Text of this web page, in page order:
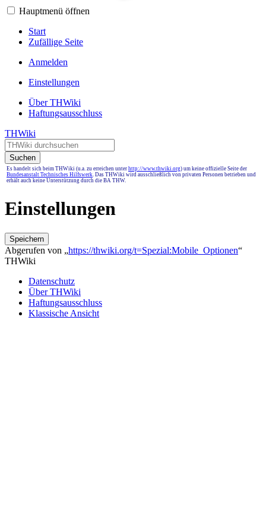
Hauptmenü öffnen
Start
Zufällige Seite
Anmelden
Einstellungen
Über THWiki
Haftungsausschluss
THWiki
Suchen
Es handelt sich beim THWiki (u.a. zu erreichen unter http://www.thwiki.org) um keine offizielle Seite der
Bundesanstalt Technisches Hilfswerk. Das THWiki wird ausschließlich von privaten Personen betrieben und
erhält auch keine Unterstützung durch die BA THW.
Einstellungen
Speichern
Abgerufen von „https://thwiki.org/t=Spezial:Mobile_Optionen“
THWiki
Datenschutz
Über THWiki
Haftungsausschluss
Klassische Ansicht